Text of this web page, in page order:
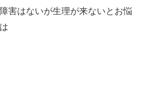
害はないが生理が来ないとお悩